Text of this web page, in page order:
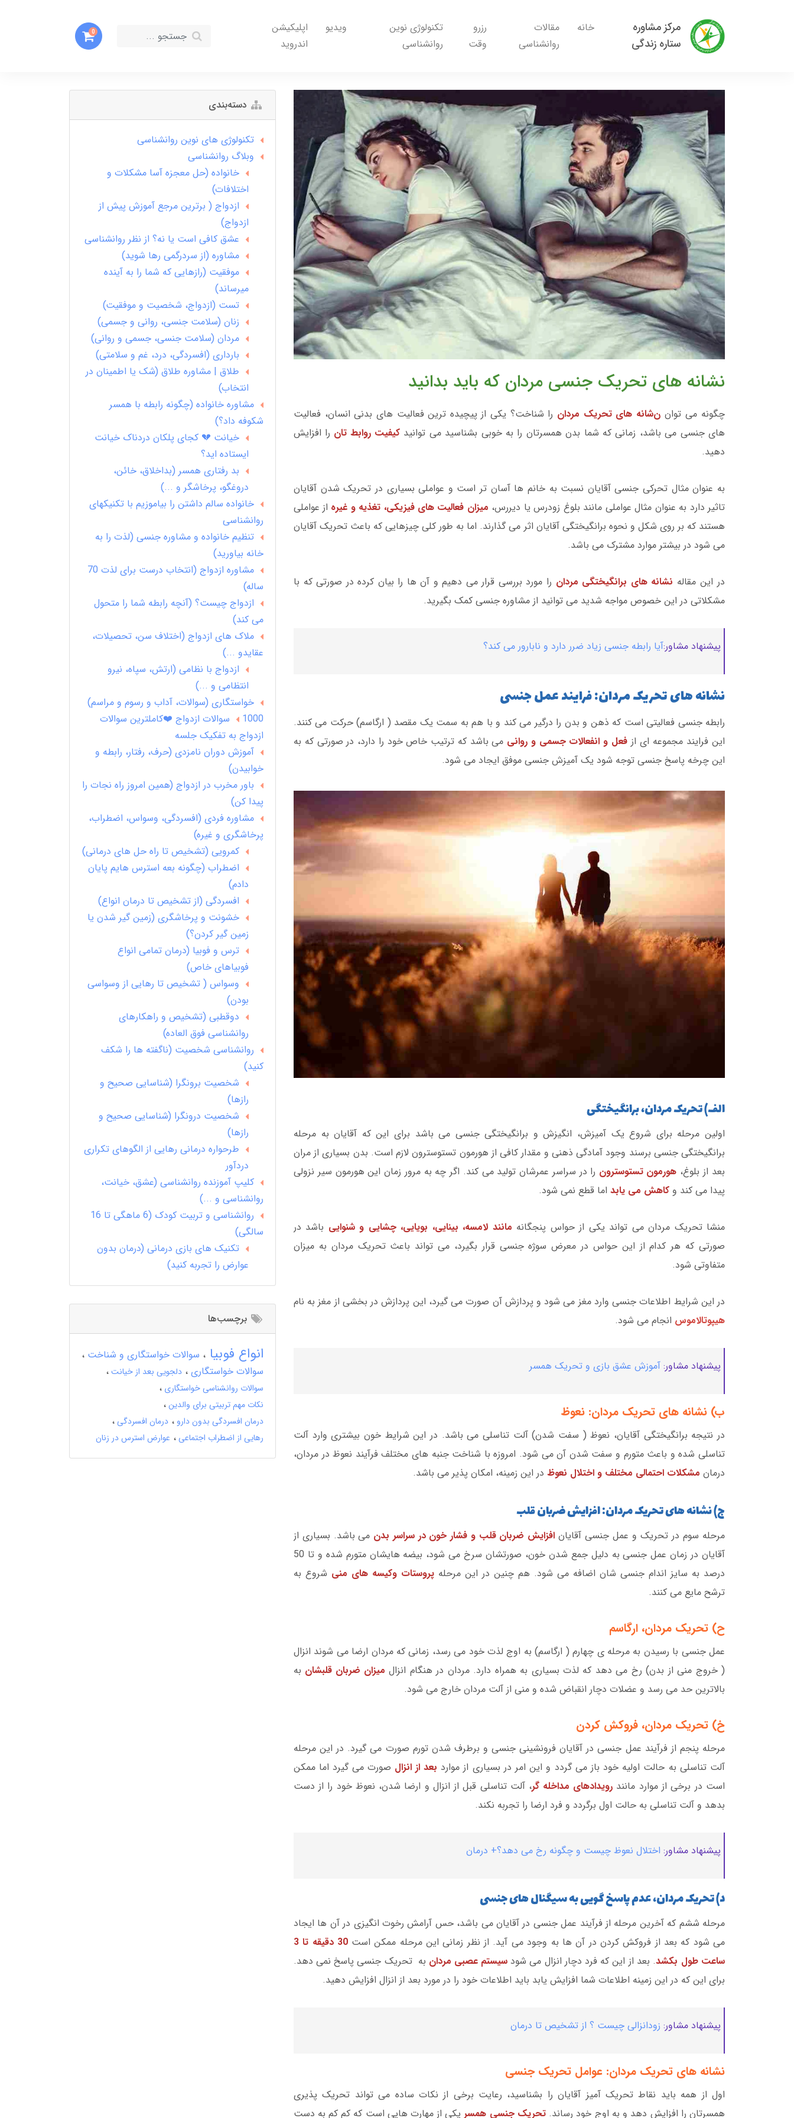
مرکز مشاوره
ستاره زندگی
خانه
مقالات
روانشناسی
رزرو
وقت
تکنولوژی نوین
روانشناسی
ویدیو
اپلیکیشن
اندروید
0
نشانه های تحریک جنسی مردان که باید بدانید
چگونه می توان نشانه های تحریک مردان را شناخت؟ یکی از پیچیده ترین فعالیت های بدنی انسان، فعالیت
های جنسی می باشد، زمانی که شما بدن همسرتان را به خوبی بشناسید می توانید کیفیت روابط تان را افزایش
دهید.
به عنوان مثال تحرکی جنسی آقایان نسبت به خانم ها آسان تر است و عواملی بسیاری در تحریک شدن آقایان
تاثیر دارد به عنوان مثال عواملی مانند بلوغ زودرس یا دیررس، میزان فعالیت های فیزیکی، تغذیه و غیره از عواملی
هستند که بر روی شکل و نحوه برانگیختگی آقایان اثر می گذارند. اما به طور کلی چیزهایی که باعث تحریک آقایان
می شود در بیشتر موارد مشترک می باشد.
در این مقاله نشانه های برانگیختگی مردان را مورد بررسی قرار می دهیم و آن ها را بیان کرده در صورتی که با
مشکلاتی در این خصوص مواجه شدید می توانید از مشاوره جنسی کمک بگیرید.
پیشنهاد مشاور:آیا رابطه جنسی زیاد ضرر دارد و نابارور می کند؟
نشانه های تحریک مردان: فرایند عمل جنسی
رابطه جنسی فعالیتی است که ذهن و بدن را درگیر می کند و با هم به سمت یک مقصد ( ارگاسم) حرکت می کنند.
این فرایند مجموعه ای از فعل و انفعالات جسمی و روانی می باشد که ترتیب خاص خود را دارد، در صورتی که به
این چرخه پاسخ جنسی توجه شود یک آمیزش جنسی موفق ایجاد می شود.
الف) تحریک مردان، برانگیختگی
اولین مرحله برای شروع یک آمیزش، انگیزش و برانگیختگی جنسی می باشد برای این که آقایان به مرحله
برانگیختگی جنسی برسند وجود آمادگی ذهنی و مقدار کافی از هورمون تستوسترون لازم است. بدن بسیاری از مران
بعد از بلوغ، هورمون تستوسترون را در سراسر عمرشان تولید می کند. اگر چه به مرور زمان این هورمون سیر نزولی
پیدا می کند و کاهش می یابد اما قطع نمی شود.
منشا تحریک مردان می تواند یکی از حواس پنجگانه مانند لامسه، بینایی، بویایی، چشایی و شنوایی باشد در
صورتی که هر کدام از این حواس در معرض سوژه جنسی قرار بگیرد، می تواند باعث تحریک مردان به میزان
متفاوتی شود.
در این شرایط اطلاعات جنسی وارد مغز می شود و پردازش آن صورت می گیرد، این پردازش در بخشی از مغز به نام
هیپوتالاموس انجام می شود.
پیشنهاد مشاور: آموزش عشق بازی و تحریک همسر
ب) نشانه های تحریک مردان: نعوظ
در نتیجه برانگیختگی آقایان، نعوظ ( سفت شدن) آلت تناسلی می باشد. در این شرایط خون بیشتری وارد آلت
تناسلی شده و باعث متورم و سفت شدن آن می شود. امروزه با شناخت جنبه های مختلف فرآیند نعوظ در مردان،
درمان مشکلات احتمالی مختلف و اختلال نعوظ در این زمینه، امکان پذیر می باشد.
ج) نشانه های تحریک مردان: افزایش ضربان قلب
مرحله سوم در تحریک و عمل جنسی آقایان افزایش ضربان قلب و فشار خون در سراسر بدن می باشد. بسیاری از
آقایان در زمان عمل جنسی به دلیل جمع شدن خون، صورتشان سرخ می شود، بیضه هایشان متورم شده و تا 50
درصد به سایز اندام جنسی شان اضافه می شود. هم چنین در این مرحله پروستات وکیسه های منی شروع به
ترشح مایع می کنند.
ح) تحریک مردان، ارگاسم
عمل جنسی با رسیدن به مرحله ی چهارم ( ارگاسم) به اوج لذت خود می رسد، زمانی که مردان ارضا می شوند انزال
( خروج منی از بدن) رخ می دهد که لذت بسیاری به همراه دارد. مردان در هنگام انزال میزان ضربان قلبشان به
بالاترین حد می رسد و عضلات دچار انقباض شده و منی از آلت مردان خارج می شود.
خ) تحریک مردان، فروکش کردن
مرحله پنجم از فرآیند عمل جنسی در آقایان فرونشینی جنسی و برطرف شدن تورم صورت می گیرد. در این مرحله
آلت تناسلی به حالت اولیه خود باز می گردد و این امر در بسیاری از موارد بعد از انزال صورت می گیرد اما ممکن
است در برخی از موارد مانند رویدادهای مداخله گر، آلت تناسلی قبل از انزال و ارضا شدن، نعوظ خود را از دست
بدهد و آلت تناسلی به حالت اول برگردد و فرد ارضا را تجربه نکند.
پیشنهاد مشاور: اختلال نعوظ چیست و چگونه رخ می دهد؟+ درمان
د) تحریک مردان، عدم پاسخ گویی به سیگنال های جنسی
مرحله ششم که آخرین مرحله از فرآیند عمل جنسی در آقایان می باشد، حس آرامش رخوت انگیزی در آن ها ایجاد
می شود که بعد از فروکش کردن در آن ها به وجود می آید. از نظر زمانی این مرحله ممکن است
30 دقیقه تا 3
ساعت طول بکشد. بعد از این که فرد دچار انزال می شود سیستم عصبی مردان به تحریک جنسی پاسخ نمی دهد.
برای این که در این زمینه اطلاعات شما افزایش یابد باید اطلاعات خود را در مورد بعد از انزال افزایش دهید.
پیشنهاد مشاور: زودانزالی چیست ؟ از تشخیص تا درمان
نشانه های تحریک مردان: عوامل تحریک جنسی
اول از همه باید نقاط تحریک آمیز آقایان را بشناسید، رعایت برخی از نکات ساده می تواند تحریک پذیری
همسرتان را افزایش دهد و به اوج خود رساند. تحریک جنسی همسر یکی از مهارت هایی است که کم کم به دست
دسته‌بندی
تکنولوژی های نوین روانشناسی
وبلاگ روانشناسی
خانواده (حل معجزه آسا مشکلات و
اختلافات)
ازدواج ( برترین مرجع آموزش پیش از
ازدواج)
عشق کافی است یا نه؟ از نظر روانشناسی
مشاوره (از سردرگمی رها شوید)
موفقیت (رازهایی که شما را به آینده
میرساند)
تست (ازدواج، شخصیت و موفقیت)
زنان (سلامت جنسی، روانی و جسمی)
مردان (سلامت جنسی، جسمی و روانی)
بارداری (افسردگی، درد، غم و سلامتی)
طلاق | مشاوره طلاق (شک یا اطمینان در
انتخاب)
مشاوره خانواده (چگونه رابطه با همسر
شکوفه داد؟)
خیانت 💔 کجای پلکان دردناک خیانت
ایستاده اید؟
بد رفتاری همسر (بداخلاق، خائن،
دروغگو، پرخاشگر و ...)
خانواده سالم داشتن را بیاموزیم با تکنیکهای
روانشناسی
تنظیم خانواده و مشاوره جنسی (لذت را به
خانه بیاورید)
مشاوره ازدواج (انتخاب درست برای لذت 70
ساله)
ازدواج چیست؟ (آنچه رابطه شما را متحول
می کند)
ملاک های ازدواج (اختلاف سن، تحصیلات،
عقایدو ...)
ازدواج با نظامی (ارتش، سپاه، نیرو
انتظامی و ...)
خواستگاری (سوالات، آداب و رسوم و مراسم)
1000 سوالات ازدواج ❤️کاملترین سوالات
ازدواج به تفکیک جلسه
آموزش دوران نامزدی (حرف، رفتار، رابطه و
خوابیدن)
باور مخرب در ازدواج (همین امروز راه نجات را
پیدا کن)
مشاوره فردی (افسردگی، وسواس، اضطراب،
پرخاشگری و غیره)
کمرویی (تشخیص تا راه حل های درمانی)
اضطراب (چگونه بعه استرس هایم پایان
دادم)
افسردگی (از تشخیص تا درمان انواع)
خشونت و پرخاشگری (زمین گیر شدن یا
زمین گیر کردن؟)
ترس و فوبیا (درمان تمامی انواع
فوبیاهای خاص)
وسواس ( تشخیص تا رهایی از وسواسی
بودن)
دوقطبی (تشخیص و راهکارهای
روانشناسی فوق العاده)
روانشناسی شخصیت (ناگفته ها را شکف
کنید)
شخصیت برونگرا (شناسایی صحیح و
رازها)
شخصیت درونگرا (شناسایی صحیح و
رازها)
طرحواره درمانی رهایی از الگوهای تکراری
دردآور
کلیپ آموزنده روانشناسی (عشق، خیانت،
روانشناسی و ...)
روانشناسی و تربیت کودک (6 ماهگی تا 16
سالگی)
تکنیک های بازی درمانی (درمان بدون
عوارض را تجربه کنید)
برچسب‌ها
انواع فوبیا
سوالات خواستگاری و شناخت
سوالات خواستگاری
دلجویی بعد از خیانت
سوالات روانشناسی خواستگاری
نکات مهم تربیتی برای والدین
درمان افسردگی بدون دارو
درمان افسردگی
رهایی از اضطراب اجتماعی
عوارض استرس در زنان